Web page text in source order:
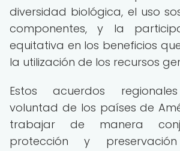
diversidad biológica, el uso
componentes, y la
equitativa en los beneficios
la utilización de los recursos
Estos acuerdos
voluntad de los países de
trabajar de manera
protección y